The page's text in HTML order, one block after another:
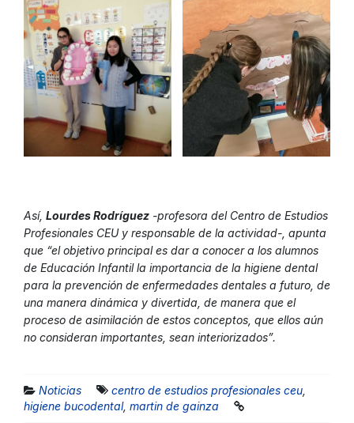
Así, Lourdes Rodríguez -profesora del Centro de Estudios
Profesionales CEU y responsable de la actividad-, apunta
que “el objetivo principal es dar a conocer a los alumnos
de Educación Infantil la importancia de la higiene dental
para la prevención de enfermedades dentales a futuro, de
una manera dinámica y divertida, de manera que el
proceso de asimilación de estos conceptos, que ellos aún
no consideran importantes, sean interiorizados”.
Noticias centro de estudios profesionales ceu
higiene bucodental, martin de gainza